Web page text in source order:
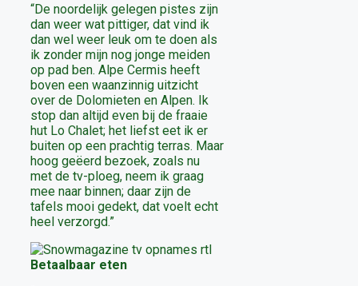
“De noordelijk gelegen pistes zijn
dan weer wat pittiger, dat vind ik
dan wel weer leuk om te doen als
ik zonder mijn nog jonge meiden
op pad ben. Alpe Cermis heeft
boven een waanzinnig uitzicht
over de Dolomieten en Alpen. Ik
stop dan altijd even bij de fraaie
hut Lo Chalet; het liefst eet ik er
buiten op een prachtig terras. Maar
hoog geëerd bezoek, zoals nu
met de tv-ploeg, neem ik graag
mee naar binnen; daar zijn de
tafels mooi gedekt, dat voelt echt
heel verzorgd.”
Betaalbaar eten